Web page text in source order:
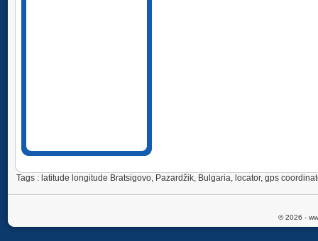
Tags : latitude longitude Bratsigovo, Pazardžik, Bulgaria, locator, gps
© 2026 -